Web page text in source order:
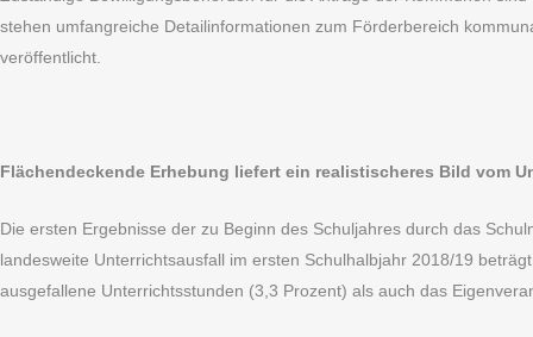
stehen umfangreiche Detailinformationen zum Förderbereich
veröffentlicht.
Flächendeckende Erhebung liefert ein realistischeres Bild vom
Die ersten Ergebnisse der zu Beginn des Schuljahres durch das
landesweite Unterrichtsausfall im ersten Schulhalbjahr 2018/19
ausgefallene Unterrichtsstunden (3,3 Prozent) als auch das